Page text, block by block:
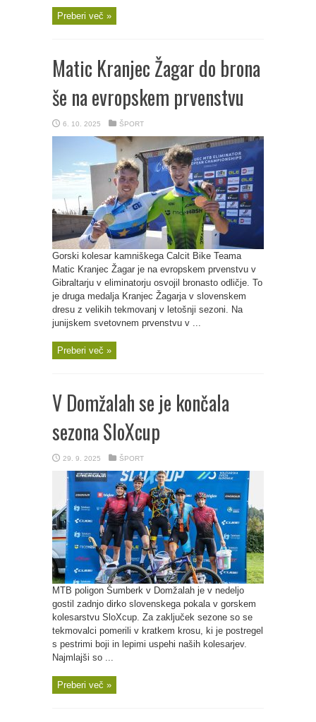
Preberi več »
Matic Kranjec Žagar do brona
še na evropskem prvenstvu
6. 10. 2025 ŠPORT
Gorski kolesar kamniškega Calcit Bike Teama
Matic Kranjec Žagar je na evropskem prvenstvu v
Gibraltarju v eliminatorju osvojil bronasto odličje. To
je druga medalja Kranjec Žagarja v slovenskem
dresu z velikih tekmovanj v letošnji sezoni. Na
junijskem svetovnem prvenstvu v ...
Preberi več »
V Domžalah se je končala
sezona SloXcup
29. 9. 2025 ŠPORT
MTB poligon Šumberk v Domžalah je v nedeljo
gostil zadnjo dirko slovenskega pokala v gorskem
kolesarstvu SloXcup. Za zaključek sezone so se
tekmovalci pomerili v kratkem krosu, ki je postregel
s pestrimi boji in lepimi uspehi naših kolesarjev.
Najmlajši so ...
Preberi več »